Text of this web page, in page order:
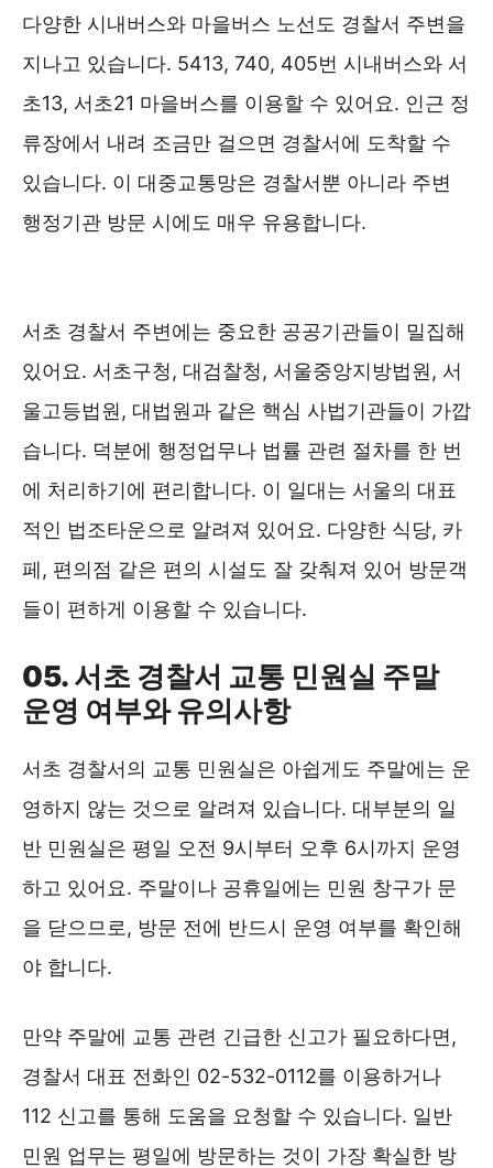
다양한 시내버스와 마을버스 노선도 경찰서 주변을
지나고 있습니다. 5413, 740, 405번 시내버스와 서
초13, 서초21 마을버스를 이용할 수 있어요. 인근 정
류장에서 내려 조금만 걸으면 경찰서에 도착할 수
있습니다. 이 대중교통망은 경찰서뿐 아니라 주변
행정기관 방문 시에도 매우 유용합니다.
서초 경찰서 주변에는 중요한 공공기관들이 밀집해
있어요. 서초구청, 대검찰청, 서울중앙지방법원, 서
울고등법원, 대법원과 같은 핵심 사법기관들이 가깝
습니다. 덕분에 행정업무나 법률 관련 절차를 한 번
에 처리하기에 편리합니다. 이 일대는 서울의 대표
적인 법조타운으로 알려져 있어요. 다양한 식당, 카
페, 편의점 같은 편의 시설도 잘 갖춰져 있어 방문객
들이 편하게 이용할 수 있습니다.
05. 서초 경찰서 교통 민원실 주말
운영 여부와 유의사항
서초 경찰서의 교통 민원실은 아쉽게도 주말에는 운
영하지 않는 것으로 알려져 있습니다. 대부분의 일
반 민원실은 평일 오전 9시부터 오후 6시까지 운영
하고 있어요. 주말이나 공휴일에는 민원 창구가 문
을 닫으므로, 방문 전에 반드시 운영 여부를 확인해
야 합니다.
만약 주말에 교통 관련 긴급한 신고가 필요하다면,
경찰서 대표 전화인 02-532-0112를 이용하거나
112 신고를 통해 도움을 요청할 수 있습니다. 일반
민원 업무는 평일에 방문하는 것이 가장 확실한 방